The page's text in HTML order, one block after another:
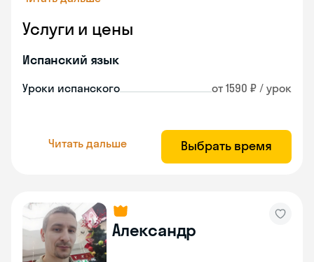
Услуги и цены
Испанский язык
Уроки испанского от 1590 ₽ / урок
Читать дальше Выбрать время
Александр